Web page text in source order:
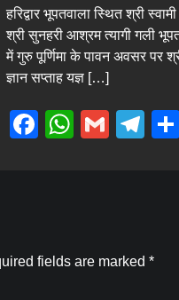
हरिद्वार भूपतवाला स्थित श्री
श्री सुनहरी आश्रम त्यागी गली
में गुरु पूर्णिमा के पावन अवसर पर
ज्ञान सप्ताह यज्ञ […]
Facebook
Gmail
fields are marked *